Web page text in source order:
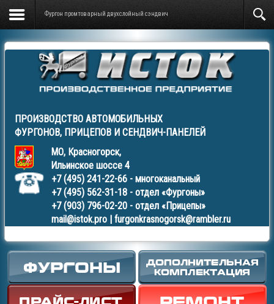
Фургон промтоварный двухслойный сэндвич
ПРОИЗВОДСТВО АВТОМОБИЛЬНЫХ
ФУРГОНОВ, ПРИЦЕПОВ И СЕНДВИЧ-ПАНЕЛЕЙ
МО, Красногорск,
Ильинское шоссе 4
+7 (495) 241-22-66 - многоканальный
+7 (495) 562-31-18 - отдел «Фургоны»
+7 (903) 796-02-20 - отдел «Прицепы»
mail@istok.pro
furgonkrasnogorsk@rambler.ru